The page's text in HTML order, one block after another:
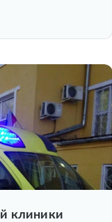
клиники